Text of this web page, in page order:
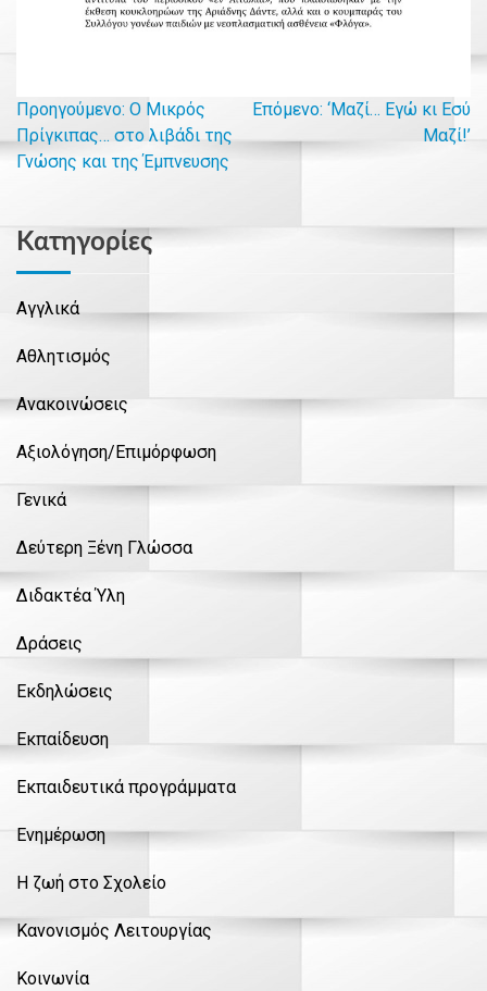
Πλοήγηση
άρθρων
Προηγούμενο: Ο Μικρός
Πρίγκιπας… στο λιβάδι της
Γνώσης και της Έμπνευσης
Επόμενο: ‘Mαζί… Εγώ κι Εσύ
Μαζί!’
Kατηγορίες
Αγγλικά
Αθλητισμός
Ανακοινώσεις
Αξιολόγηση/Επιμόρφωση
Γενικά
Δεύτερη Ξένη Γλώσσα
Διδακτέα Ύλη
Δράσεις
Εκδηλώσεις
Εκπαίδευση
Εκπαιδευτικά προγράμματα
Ενημέρωση
Η ζωή στο Σχολείο
Κανονισμός Λειτουργίας
Κοινωνία